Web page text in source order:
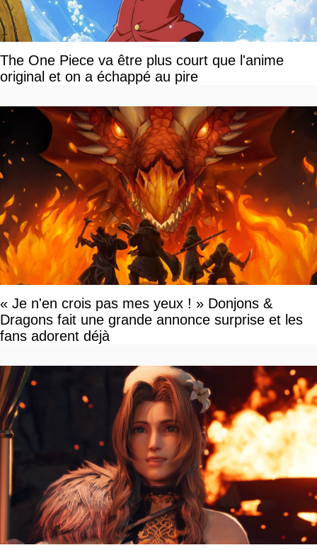
The One Piece va être plus court que l'anime
original et on a échappé au pire
« Je n'en crois pas mes yeux ! » Donjons &
Dragons fait une grande annonce surprise et les
fans adorent déjà